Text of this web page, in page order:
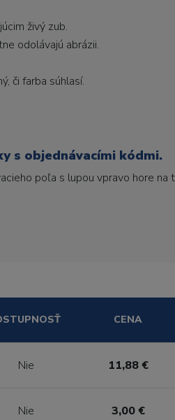
živý zub.
odolávajú abrázii.
či farba súhlasí.
s objednávacími kódmi.
poľa s lupou vpravo hore
CENA
Nie 11,88 €
Nie 3,00 €